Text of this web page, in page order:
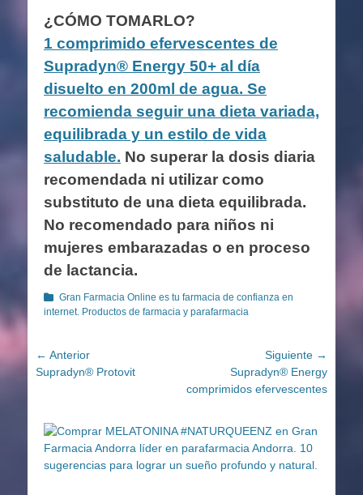
¿CÓMO TOMARLO?
1 comprimido efervescentes de
Supradyn® Energy 50+ al día
disuelto en 200ml de agua. Se
recomienda seguir una dieta variada,
equilibrada y un estilo de vida
saludable. No superar la dosis diaria
recomendada ni utilizar como
substituto de una dieta equilibrada.
No recomendado para niños ni
mujeres embarazadas o en proceso
de lactancia.
Categorías
Gran Farmacia Online es tu farmacia de confianza en
internet. Productos de farmacia y parafarmacia
Navegación
de
← Anterior
Entrada
Supradyn® Protovit
Siguiente →
siguiente:
Supradyn® Energy
comprimidos efervescentes